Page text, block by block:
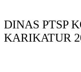
DINAS PTSP
KARIKATUR